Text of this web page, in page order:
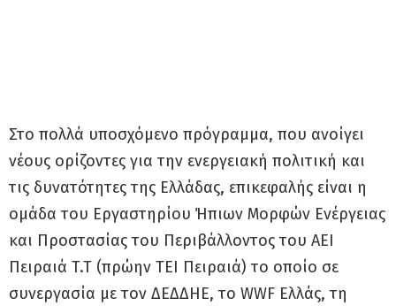
Στο πολλά υποσχόμενο πρόγραμμα, που ανοίγει
νέους ορίζοντες για την ενεργειακή πολιτική και
τις δυνατότητες της Ελλάδας, επικεφαλής είναι η
ομάδα του Εργαστηρίου Ήπιων Μορφών Ενέργειας
και Προστασίας του Περιβάλλοντος του AΕΙ
Πειραιά T.T (πρώην ΤΕΙ Πειραιά) το οποίο σε
συνεργασία με τον ΔΕΔΔΗΕ, το WWF Ελλάς, τη